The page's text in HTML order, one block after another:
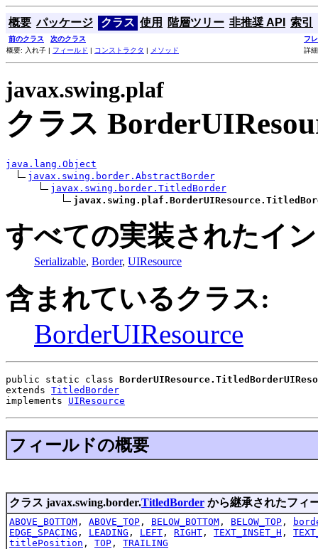
概要 パッケージ クラス 使用 階層ツリー 非推奨 API 索引
前のクラス 次のクラス
フ
概要: 入れ子 | フィールド | コンストラクタ | メソッド 詳
javax.swing.plaf
クラス
java.lang.Object
javax.swing.border.AbstractBorder
javax.swing.border.TitledBorder
すべての実装されたイ
Serializable, Border, UIResource
含まれているクラス:
BorderUIResource
public static class
extends TitledBorder
implements UIResource
フィールドの概要
クラス javax.swing.border.TitledBorder から継承されたフィ
ABOVE_BOTTOM , ABOVE_TOP , BELOW_BOTTOM , BELOW_TOP ,
EDGE_SPACING , LEADING , LEFT , RIGHT , TEXT_INSET_H ,
titlePosition , TOP , TRAILING